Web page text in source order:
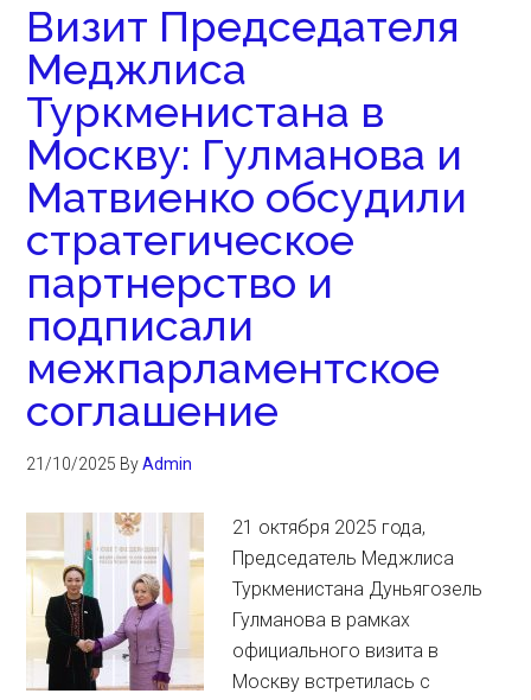
Визит Председателя
Меджлиса
Туркменистана в
Москву: Гулманова и
Матвиенко обсудили
стратегическое
партнерство и
подписали
межпарламентское
соглашение
21/10/2025 ByAdmin
21 октября 2025 года,
Председатель Меджлиса
Туркменистана Дуньягозель
Гулманова в рамках
официального визита в
Москву встретилась с